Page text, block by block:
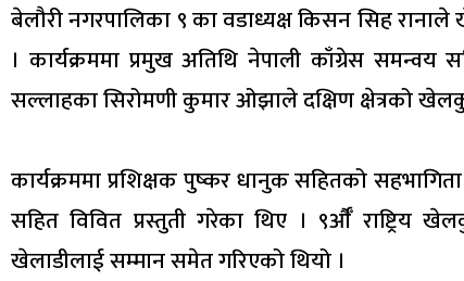
बेलौरी नगरपालिका ९ का वडाध्यक्ष किसन सिह
। कार्यक्रममा प्रमुख अतिथि नेपाली काँग्रेस
सल्लाहका सिरोमणी कुमार ओझाले दक्षिण क्षेत्रको
कार्यक्रममा प्रशिक्षक पुष्कर धानुक सहितको
सहित विवित प्रस्तुती गरेका थिए । ९र्औँ राष्ट्रिय
खेलाडीलाई सम्मान समेत गरिएको थियो ।